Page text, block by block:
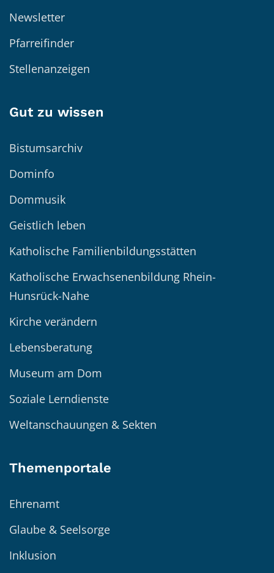
Newsletter
Pfarreifinder
Stellenanzeigen
Gut zu wissen
Bistumsarchiv
Dominfo
Dommusik
Geistlich leben
Katholische Familienbildungsstätten
Katholische Erwachsenenbildung Rhein-
Hunsrück-Nahe
Kirche verändern
Lebensberatung
Museum am Dom
Soziale Lerndienste
Weltanschauungen & Sekten
Themenportale
Ehrenamt
Glaube & Seelsorge
Inklusion